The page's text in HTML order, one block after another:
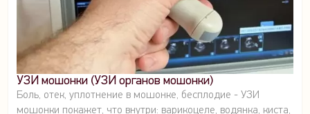
УЗИ мошонки (УЗИ органов мошонки)
Боль, отек, уплотнение в мошонке, бесплодие - УЗИ
мошонки покажет, что внутри: варикоцеле, водянка, киста,